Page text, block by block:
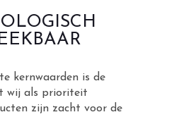
kernwaarden is de
wij als prioriteit
zijn zacht voor de